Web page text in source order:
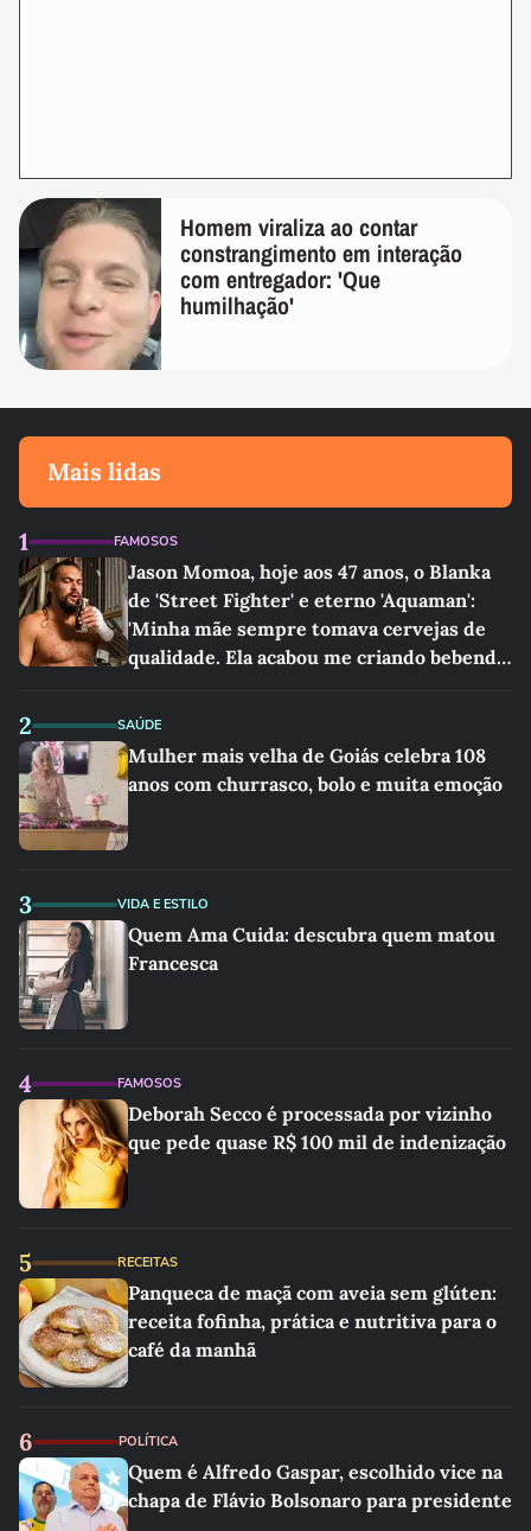
Homem viraliza ao contar
constrangimento em interação
com entregador: 'Que
humilhação'
Mais lidas
1 FAMOSOS
Jason Momoa, hoje aos 47 anos, o Blanka
de 'Street Fighter' e eterno 'Aquaman':
'Minha mãe sempre tomava cervejas de
qualidade. Ela acabou me criando bebendo
2 SAÚDE
Mulher mais velha de Goiás celebra 108
anos com churrasco, bolo e muita emoção
3 VIDA E ESTILO
Quem Ama Cuida: descubra quem matou
Francesca
4 FAMOSOS
Deborah Secco é processada por vizinho
que pede quase R$ 100 mil de indenização
5 RECEITAS
Panqueca de maçã com aveia sem glúten:
receita fofinha, prática e nutritiva para o
café da manhã
6 POLÍTICA
Quem é Alfredo Gaspar, escolhido vice na
chapa de Flávio Bolsonaro para presidente